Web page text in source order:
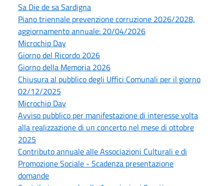
Sa Die de sa Sardigna
Piano triennale prevenzione corruzione 2026/2028,
aggiornamento annuale: 20/04/2026
Microchip Day
Giorno del Ricordo 2026
Giorno della Memoria 2026
Chiusura al pubblico degli Uffici Comunali per il giorno
02/12/2025
Microchip Day
Avviso pubblico per manifestazione di interesse volta
alla realizzazione di un concerto nel mese di ottobre
2025
Contributo annuale alle Associazioni Culturali e di
Promozione Sociale - Scadenza presentazione
domande